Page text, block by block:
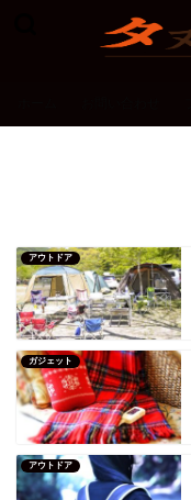
アウトドア
ガジェット
アウトドア